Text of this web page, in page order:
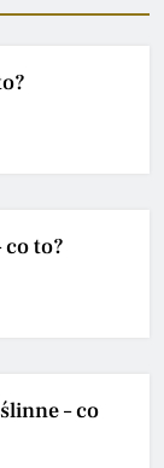
to?
– co